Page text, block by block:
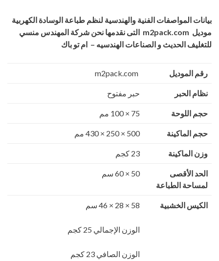
بيانات المواصفات الفنية والهندسية لنظم طباعة الوسادة الكهربية
موديل
التى نقدمها نحن شركة المهندس منسي
للتغليف الحديث و الصناعات الهندسيه – ام تو باك
رقم الموديل
نظام الحبر حبر مفتوح
حجم اللوحة 75 × 100 مم
حجم الماكينة 500 × 250 × 430 مم
وزن الماكينة 23 كجم
الحد الأقصى
لمساحة الطباعة
50 × 60 سم
الكيس الخشبية 58 × 28 × 46 سم
الوزن الإجمالي 25 كجم
الوزن الصافي 23 كجم